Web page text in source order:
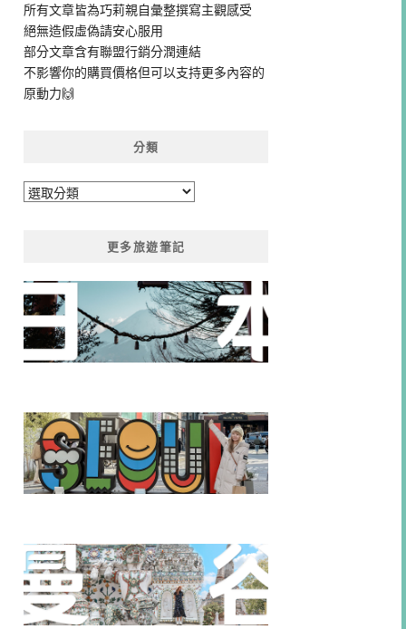
所有文章皆為巧莉親自彙整撰寫主觀感受
絕無造假虛偽請安心服用
部分文章含有聯盟行銷分潤連結
不影響你的購買價格但可以支持更多內容的
原動力🙌
分類
分
更多旅遊筆記